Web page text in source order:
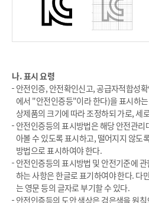
나. 표시 요령
안전인증, 안전확인신고, 공급자적합성
에서 "안전인증등"이라 한다)을 표시하
상제품의 크기에 따라 조정하되 가로, 세
안전인증등의 표시방법은 해당 안전관
아볼 수 있도록 표시하고, 떨어지지 않도
방법으로 표시하여야 한다.
안전인증등의 표시방법 및 안전기준에
하는 사항은 한글로 표기하여야 한다. 다
는 영문 등의 글자로 부기할 수 있다.
안전인증등의 도안 색상은 검은색을 원